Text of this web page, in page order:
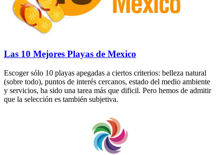
Las 10 Mejores Playas de Mexico
Escoger sólo 10 playas apegadas a ciertos criterios: belleza natural
(sobre todo), puntos de interés cercanos, estado del medio ambiente
y servicios, ha sido una tarea más que dificil. Pero hemos de admitir
que la selección es también subjetiva.